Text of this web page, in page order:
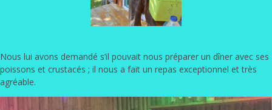
Nous lui avons demandé s’il pouvait nous préparer un dîner avec ses
poissons et crustacés ; il nous a fait un repas exceptionnel et très
agréable.